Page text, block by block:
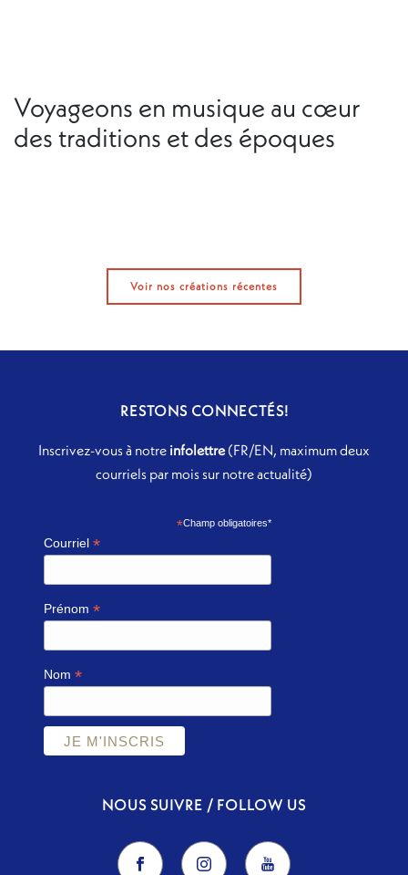
Voyageons en musique au cœur
des traditions et des époques
Voir nos créations récentes
RESTONS CONNECTÉS!
Inscrivez-vous à notre infolettre(FR/EN, maximum deux
courriels par mois sur notre actualité)
*Champ obligatoires*
Courriel*
Prénom*
Nom*
NOUS SUIVRE / FOLLOW US